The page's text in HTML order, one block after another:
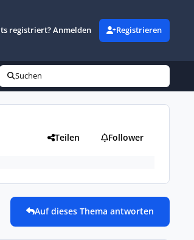
registriert? Anmelden Registrieren
Suchen
Teilen Follower
Auf dieses Thema antworten